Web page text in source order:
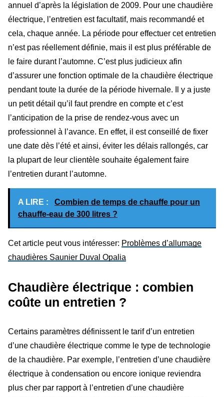
annuel d’après la législation de 2009. Pour une chaudière
électrique, l’entretien est facultatif, mais recommandé et
cela, chaque année. La période pour effectuer cet entretien
n’est pas réellement définie, mais il est plus préférable de
le faire durant l’automne. C’est plus judicieux afin
d’assurer une fonction optimale de la chaudière électrique
pendant toute la durée de la période hivernale. Il y a juste
un petit détail qu’il faut prendre en compte et c’est
l’anticipation de la prise de rendez-vous avec un
professionnel à l’avance. En effet, il est conseillé de fixer
une date dès l’été et ainsi, éviter les délais rallongés, car
la plupart de leur clientèle souhaite également faire
l’entretien durant l’automne.
A LIRE :
Combien de temps de chauffe pour un
chauffe-eau de 300 litres ?
Cet article peut vous intéresser: Problèmes d’allumage
chaudières Saunier Duval Opalia
Chaudière électrique : combien
coûte un entretien ?
Certains paramètres définissent le tarif d’un entretien
d’une chaudière électrique comme le type de technologie
de la chaudière. Par exemple, l’entretien d’une chaudière
électrique à condensation ou encore ionique reviendra
plus cher par rapport à l’entretien d’une chaudière